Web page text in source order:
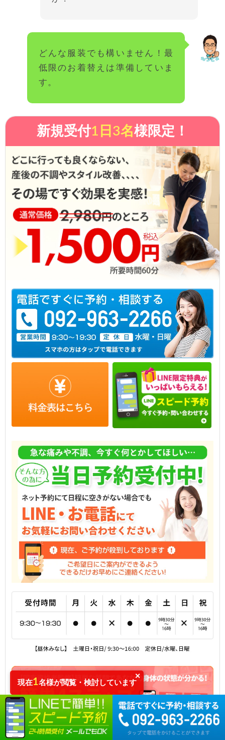
どんな服装でも構いません！最
低限のお着替えは準備していま
す。
新規受付1日3名様限定！
✕
現在1名様が閲覧・検討しています